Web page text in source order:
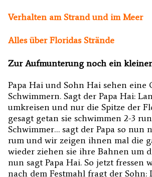
Verhalten am Strand und im Meer
Alles über Floridas Strände
Zur Aufmunterung noch ein
Papa Hai und Sohn Hai sehen eine
Schwimmern. Sagt der Papa Hai:
umkreisen und nur die Spitze der
gesagt getan sie schwimmen 2-3
Schwimmer… sagt der Papa so nun
rum und wir zeigen ihnen mal die
wieder ziehen sie ihre Bahnen um
nun sagt Papa Hai. So jetzt fressen
nach dem Festmahl fragt der Sohn: